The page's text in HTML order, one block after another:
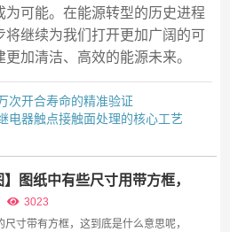
为可能。在能源转型的历史进程
将继续为我们打开更加广阔的可
加清洁、高效的能源未来。
次开合寿命的精准验证​
电器触点接触面处理的核心工艺
】图纸中有些尺寸用带方框，
3023
尺寸带有方框，这到底是什么意思呢，